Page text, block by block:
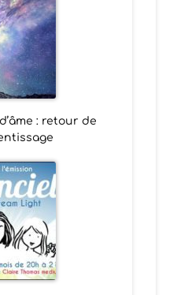
: retour de